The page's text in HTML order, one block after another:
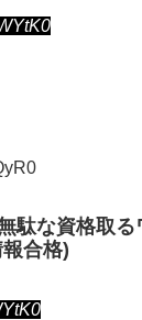
駄な資格取る
合格)